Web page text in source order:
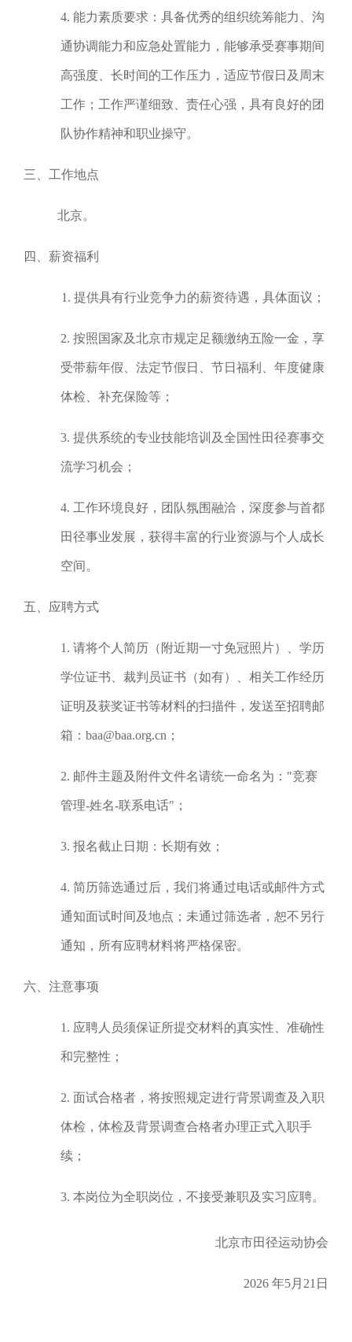
4. 能力素质要求：具备优秀的组织统筹能力、沟
通协调能力和应急处置能力，能够承受赛事期间
高强度、长时间的工作压力，适应节假日及周末
工作；工作严谨细致、责任心强，具有良好的团
队协作精神和职业操守。
三、工作地点
北京。
四、薪资福利
1. 提供具有行业竞争力的薪资待遇，具体面议；
2. 按照国家及北京市规定足额缴纳五险一金，享
受带薪年假、法定节假日、节日福利、年度健康
体检、补充保险等；
3. 提供系统的专业技能培训及全国性田径赛事交
流学习机会；
4. 工作环境良好，团队氛围融洽，深度参与首都
田径事业发展，获得丰富的行业资源与个人成长
空间。
五、应聘方式
1. 请将个人简历（附近期一寸免冠照片）、学历
学位证书、裁判员证书（如有）、相关工作经历
证明及获奖证书等材料的扫描件，发送至招聘邮
箱：baa@baa.org.cn；
2. 邮件主题及附件文件名请统一命名为："竞赛
管理-姓名-联系电话"；
3. 报名截止日期：长期有效；
4. 简历筛选通过后，我们将通过电话或邮件方式
通知面试时间及地点；未通过筛选者，恕不另行
通知，所有应聘材料将严格保密。
六、注意事项
1. 应聘人员须保证所提交材料的真实性、准确性
和完整性；
2. 面试合格者，将按照规定进行背景调查及入职
体检，体检及背景调查合格者办理正式入职手
续；
3. 本岗位为全职岗位，不接受兼职及实习应聘。
北京市田径运动协会
2026 年5月21日